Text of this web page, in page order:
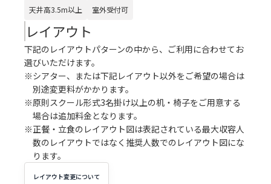
天井高3.5m以上 室外受付可
レイアウト
下記のレイアウトパターンの中から、ご利用に合わせてお
選びいただけます。
※シアター、または下記レイアウト以外をご希望の場合は
別途変更料がかかります。
※原則スクール形式3名掛け以上の机・椅子をご用意する
場合は追加料金となります。
※正餐・立食のレイアウト図は表記されている最大収容人
数のレイアウトではなく推奨人数でのレイアウト図にな
ります。
レイアウト変更について